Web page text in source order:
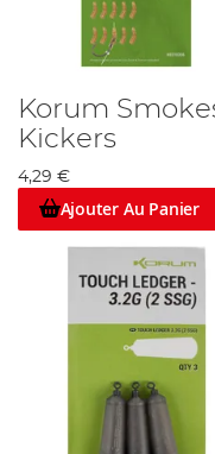
Korum
Kickers
4,29 €
Ajouter Au Panier